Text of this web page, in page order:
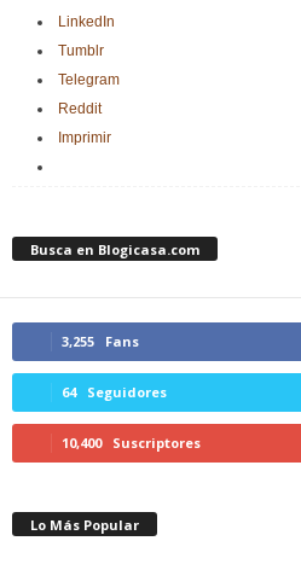
LinkedIn
Tumblr
Telegram
Reddit
Imprimir
Busca en Blogicasa.com
3,255 Fans
64 Seguidores
10,400 Suscriptores
Lo Más Popular